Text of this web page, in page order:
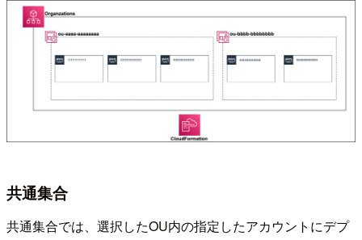
共通集合
共通集合では、選択したOU内の指定したアカウントにデプ